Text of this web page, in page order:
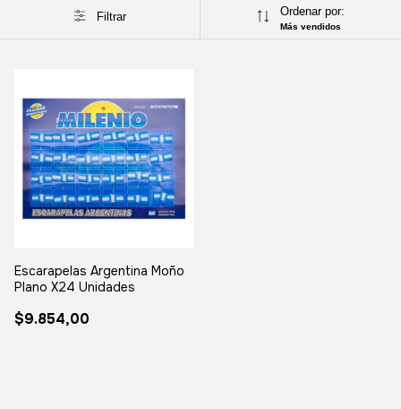
Filtrar Ordenar por:
Más vendidos
Escarapelas Argentina Moño
Plano X24 Unidades
$9.854,00